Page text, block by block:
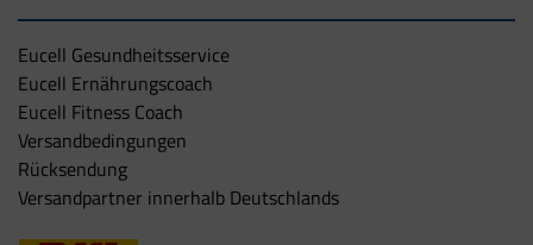
Eucell Gesundheitsservice
Eucell Ernährungscoach
Eucell Fitness Coach
Versandbedingungen
Rücksendung
Versandpartner innerhalb Deutschlands